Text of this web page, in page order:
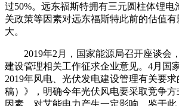
过50%。远东福斯特拥有三元圆柱体锂电
关政策等因素对远东福斯特此前的估值
大。
2019年2月，国家能源局召开座谈会
建设管理相关工作征求企业意见。4月国
2019年风电、光伏发电建设管理有关要
稿）》，明确今年光伏风电要采取竞争
因素，对艾能电力产生一定影响。鉴于